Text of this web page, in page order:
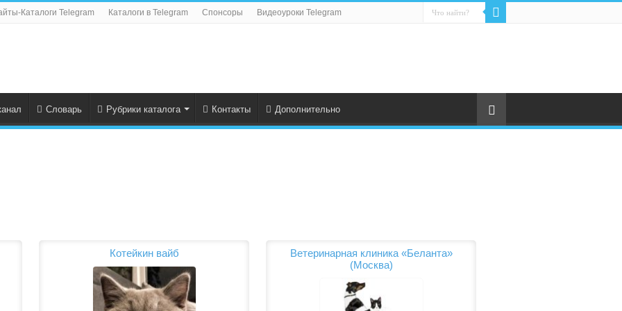
Каталоги Telegram Каталоги в Telegram Спонсоры Видеоуроки Telegram
Словарь Рубрики каталога Контакты Дополнительно
Котейкин вайб
Ветеринарная клиника «Беланта»
(Москва)